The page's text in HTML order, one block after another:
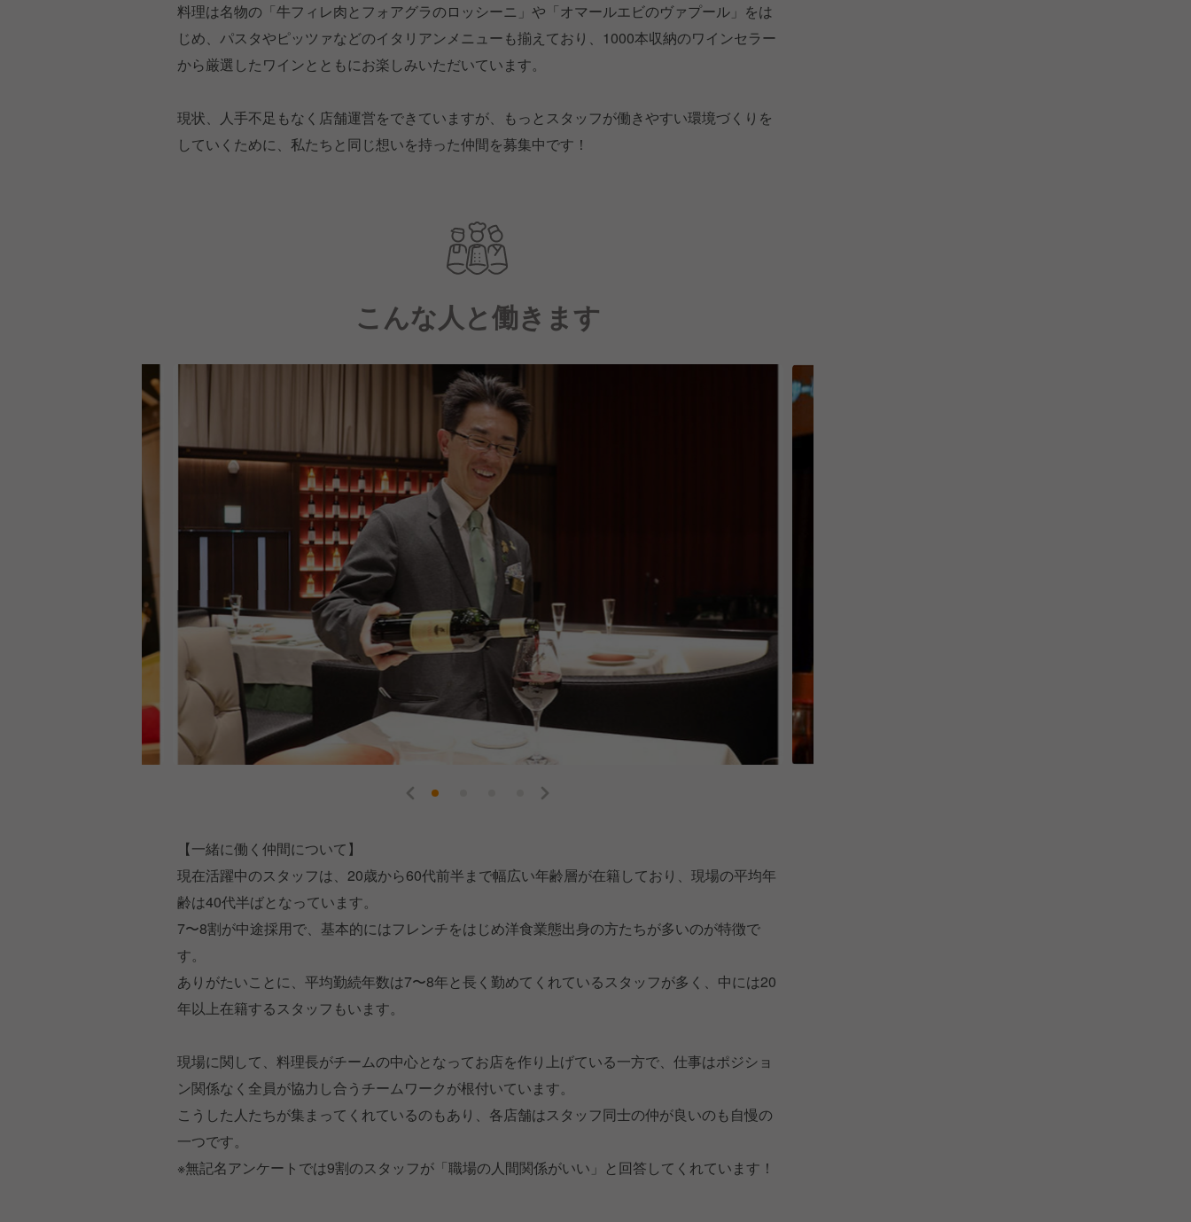
料理は名物の「牛フィレ肉とフォアグラのロッシーニ」や「オマールエビのヴァプール」をは
じめ、パスタやピッツァなどのイタリアンメニューも揃えており、1000本収納のワインセラー
から厳選したワインとともにお楽しみいただいています。
現状、人手不足もなく店舗運営をできていますが、もっとスタッフが働きやすい環境づくりを
していくために、私たちと同じ想いを持った仲間を募集中です！
こんな人と働きます
【一緒に働く仲間について】
現在活躍中のスタッフは、20歳から60代前半まで幅広い年齢層が在籍しており、現場の平均年
齢は40代半ばとなっています。
7〜8割が中途採用で、基本的にはフレンチをはじめ洋食業態出身の方たちが多いのが特徴で
す。
ありがたいことに、平均勤続年数は7〜8年と長く勤めてくれているスタッフが多く、中には20
年以上在籍するスタッフもいます。
現場に関して、料理長がチームの中心となってお店を作り上げている一方で、仕事はポジショ
ン関係なく全員が協力し合うチームワークが根付いています。
こうした人たちが集まってくれているのもあり、各店舗はスタッフ同士の仲が良いのも自慢の
一つです。
※無記名アンケートでは9割のスタッフが「職場の人間関係がいい」と回答してくれています！